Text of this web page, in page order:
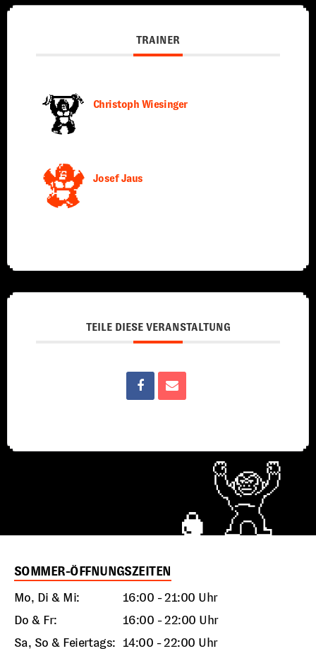
TRAINER
Christoph Wiesinger
Josef Jaus
TEILE DIESE VERANSTALTUNG
SOMMER-ÖFFNUNGSZEITEN
Mo, Di & Mi:
16:00 - 21:00 Uhr
Do & Fr:
16:00 - 22:00 Uhr
Sa, So & Feiertags: 14:00 - 22:00 Uhr